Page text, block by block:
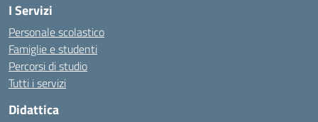
I Servizi
Personale scolastico
Famiglie e studenti
Percorsi di studio
Tutti i servizi
Didattica